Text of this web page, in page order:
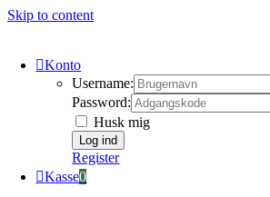
Skip to content
Konto
Username:
Password:
Husk mig
Register
Kasse0